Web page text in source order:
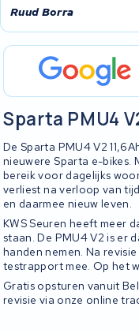
Ruud Borra
Sparta PMU4
De Sparta PMU4 V2
nieuwere Sparta e-bikes.
bereik voor dagelijks
verliest na verloop van
en daarmee nieuw leven.
KWS Seuren heeft meer
staan. De PMU4 V2 is er
handen nemen. Na
testrapport mee. Op het
Gratis opsturen vanuit
revisie via onze online